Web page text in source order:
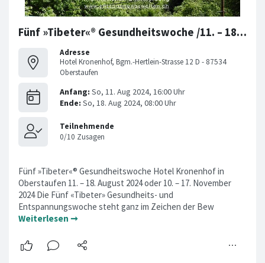
Fünf »Tibeter«® Gesundheitswoche /11. – 18. August 2024
Adresse
Hotel Kronenhof, Bgm.-Hertlein-Strasse 12 D - 87534
Oberstaufen
Fünf »Tibeter«® Gesundheitswoche Hotel Kronenhof in
Oberstaufen 11. – 18. August 2024 oder 10. – 17. November
2024 Die Fünf «Tibeter» Gesundheits- und
Entspannungswoche steht ganz im Zeichen der Bew
Weiterlesen ➞